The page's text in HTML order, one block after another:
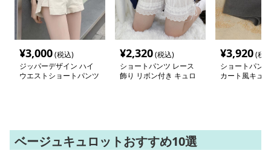
¥3,000(税込)
ジッパーデザイン ハイ
ウエストショートパンツ
¥2,320(税込)
ショートパンツ レース
飾り リボン付き キュロ
¥3,920(税
ショートパン
カート風キュ
ベージュキュロットおすすめ10選